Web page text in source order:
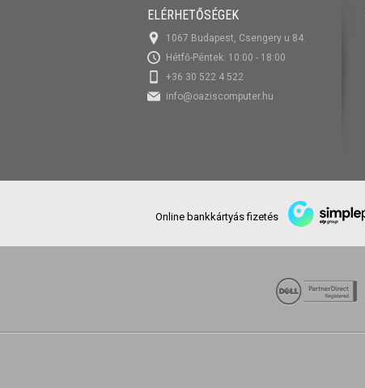
ELÉRHETŐSÉGEK
1067 Budapest, Csengery u 84.
Hétfő-Péntek: 10:00 - 18:00
+36 30 522 4 522
info@oaziscomputer.hu
Online bankkártyás fizetés